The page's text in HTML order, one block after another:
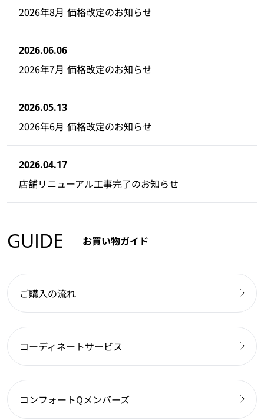
2026年8月 価格改定のお知らせ
2026.06.06
2026年7月 価格改定のお知らせ
2026.05.13
2026年6月 価格改定のお知らせ
2026.04.17
店舗リニューアル工事完了のお知らせ
GUIDE お買い物ガイド
ご購入の流れ
コーディネートサービス
コンフォートQメンバーズ